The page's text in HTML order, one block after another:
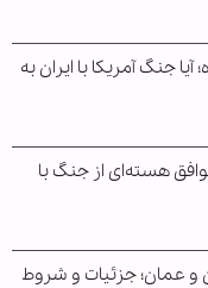
آیا جنگ آمریکا با ایران به
هسته‌ای از جنگ با
و عمان؛ جزئیات و شروط